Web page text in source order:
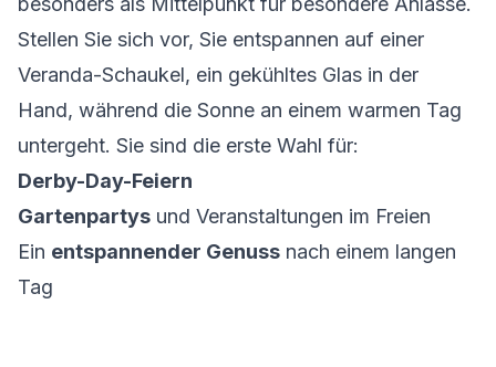
Stellen Sie sich vor, Sie entspannen auf einer
Veranda-Schaukel, ein gekühltes Glas in der
Hand, während die Sonne an einem warmen Tag
untergeht. Sie sind die erste Wahl für:
Derby-Day-Feiern
Gartenpartys und Veranstaltungen im Freien
Ein entspannender Genuss nach einem langen
Tag